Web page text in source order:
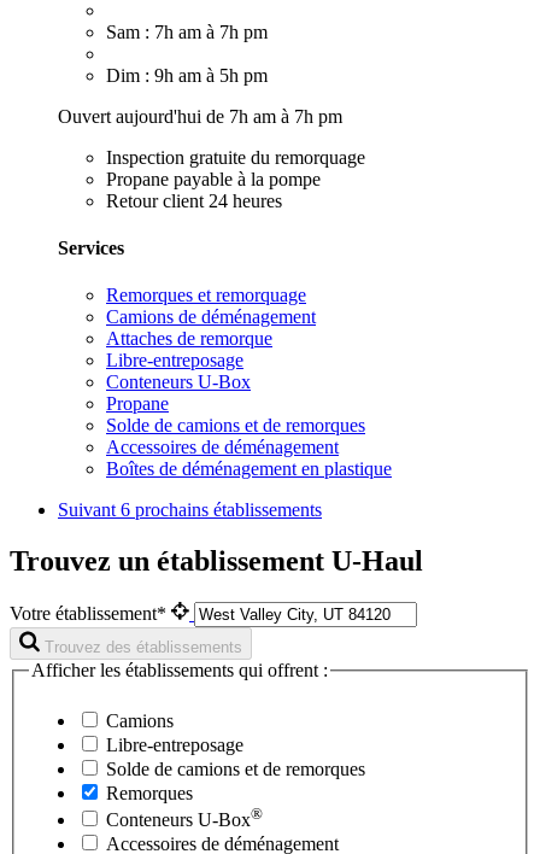
Sam : 7h am à 7h pm
Dim : 9h am à 5h pm
Ouvert aujourd'hui de 7h am à 7h pm
Inspection gratuite du remorquage
Propane payable à la pompe
Retour client 24 heures
Services
Remorques et remorquage
Camions de déménagement
Attaches de remorque
Libre-entreposage
Conteneurs U-Box
Propane
Solde de camions et de remorques
Accessoires de déménagement
Boîtes de déménagement en plastique
Suivant 6 prochains établissements
Trouvez un établissement U-Haul
Votre établissement*
Trouvez des établissements
Afficher les établissements qui offrent :
Camions
Libre-entreposage
Solde de camions et de remorques
Remorques
Conteneurs U-Box®
Accessoires de déménagement